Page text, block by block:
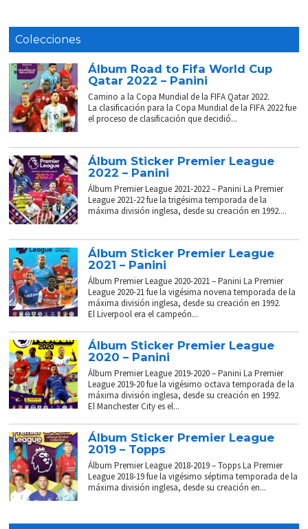
Colecciones
Álbum Road to Fifa World Cup
Qatar 2022 – Panini
Camino a la Copa Mundial de la FIFA Qatar 2022.
La clasificación para la Copa Mundial de la FIFA 2022 fue
el proceso de clasificación que decidió...
Álbum Sticker Premier League
2022 – Panini
Álbum Premier League 2021-2022 – Panini La Premier
League 2021-22 fue la trigésima temporada de la
máxima división inglesa, desde su creación en 1992....
Álbum Sticker Premier League
2021 – Panini
Álbum Premier League 2020-2021 – Panini La Premier
League 2020-21 fue la vigésima novena temporada de la
máxima división inglesa, desde su creación en 1992.
El Liverpool era el campeón...
Álbum Sticker Premier League
2020 – Panini
Álbum Premier League 2019-2020 – Panini La Premier
League 2019-20 fue la vigésimo octava temporada de la
máxima división inglesa, desde su creación en 1992.
El Manchester City es el...
Álbum Sticker Premier League
2019 – Topps
Álbum Premier League 2018-2019 – Topps La Premier
League 2018-19 fue la vigésimo séptima temporada de la
máxima división inglesa, desde su creación en...